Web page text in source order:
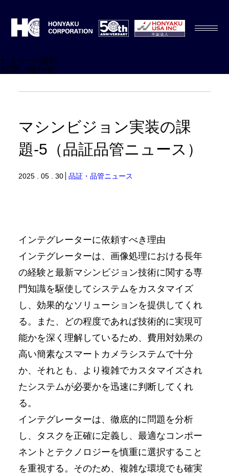
セミナー/資料
お問い合わせ
マシンビジョン実装の課
題-5（品証品管ニュース）
2025 . 05 . 30 品証・品管ニュース
インテグレーターに依頼すべき理由
インテグレーターは、画像処理における長年
の経験と最新マシンビジョン技術に関する専
門知識を駆使してシステムをカスタマイズ
し、効果的なソリューションを提供してくれ
る。また、どの程度であれば技術的に実現可
能かを深く理解しているため、費用対効果の
高い簡素なスマートカメラシステムで十分
か、それとも、より複雑でカスタマイズされ
たシステムが必要かを迅速に判断してくれ
る。
インテグレーターは、徹底的に問題を分析
し、タスクを正確に定義し、最適なコンポー
ネントとテクノロジーを慎重に選択すること
を重視する。そのため、複雑な環境でも確実